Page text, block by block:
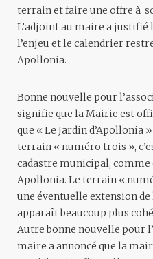
terrain et faire une offre à
L’adjoint au maire a justifié
l’enjeu et le calendrier
Apollonia.
Bonne nouvelle pour
signifie que la Mairie est
que « Le Jardin d’Apollonia
terrain « numéro trois »,
cadastre municipal, comme
Apollonia. Le terrain «
une éventuelle extension de
apparaît beaucoup plus
Autre bonne nouvelle pour
maire a annoncé que la